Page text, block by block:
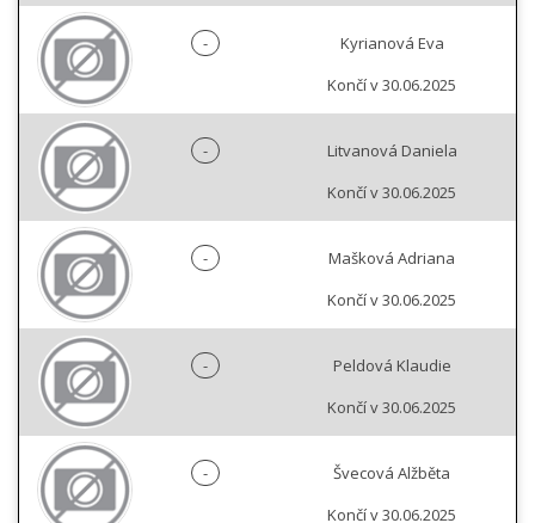
-
Kyrianová Eva
Končí v 30.06.2025
-
Litvanová Daniela
Končí v 30.06.2025
-
Mašková Adriana
Končí v 30.06.2025
-
Peldová Klaudie
Končí v 30.06.2025
-
Švecová Alžběta
Končí v 30.06.2025